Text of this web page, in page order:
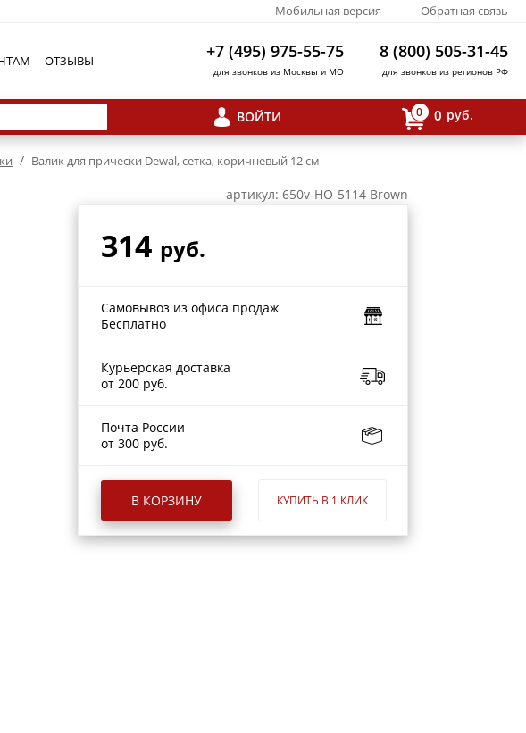
Мобильная версия Обратная связь
ОТЗЫВЫ +7 (495) 975-55-75
для звонков из Москвы и МО
8 (800) 505-31-45
для звонков из регионов РФ
ВОЙТИ 0 0 руб.
/ Валик для прически Dewal, сетка, коричневый 12 см
артикул: 650v-HO-5114 Brown
314 руб.
Самовывоз из офиса продаж
Бесплатно
Курьерская доставка
от 200 руб.
Почта России
от 300 руб.
В КОРЗИНУ КУПИТЬ В 1 КЛИК